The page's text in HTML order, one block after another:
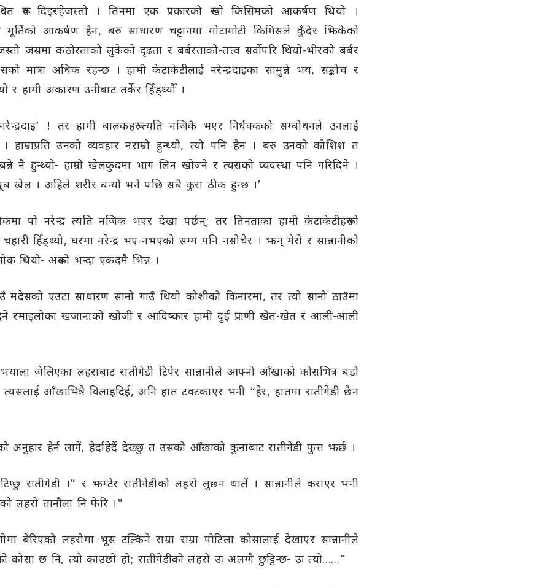
रूप दिइरहेजस्तो । तिनमा एक प्रकारको रूखो किसिमको आकर्षण थियो ।
मूर्तिको आकर्षण हैन, बरु साधारण चट्टानमा मोटामोटी किमिसले कुँदेर झिकेको
जसमा कठोरताको लुकेको दृढता र बर्बरताको-तत्त्व सर्वोपरि थियो-भीरको बर्बर
मात्रा अधिक रहन्छ । हामी केटाकेटीलाई नरेन्द्रदाइका सामुन्ने भय, सङ्कोच र
र हामी अकारण उनीबाट तर्केर हिँड्थ्यौँ ।
! तर हामी बालकहरू त्यति नजिकै भएर निर्धक्कको सम्बोधनले उनलाई
हाम्राप्रति उनको व्यवहार नराम्रो हुन्थ्यो, त्यो पनि हैन । बरु उनको कोशिश त
नै हुन्थ्यो- हाम्रो खेलकुदमा भाग लिन खोज्ने र त्यसको व्यवस्था पनि गरिदिने ।
खेल । अहिले शरीर बन्यो भने पछि सबै कुरा ठीक हुन्छ ।’
पो नरेन्द्र त्यति नजिक भएर देखा पर्छन्; तर तिनताका हामी केटाकेटीहरूको
हिँड्थ्यो, घरमा नरेन्द्र भए-नभएको सम्म पनि नसोचेर । झन् मेरो र सान्नानीको
थियो- अरूको भन्दा एकदमै भिन्न ।
मदेसको एउटा साधारण सानो गाउँ थियो कोशीको किनारमा, तर त्यो सानो ठाउँमा
रमाइलोका खजानाको खोजी र आविष्कार हामी दुई प्राणी खेत-खेत र आली-आली
जेलिएका लहराबाट रातीगेडी टिपेर सान्नानीले आफ्नो आँखाको कोसभित्र बडो
आँखाभित्रै विलाइदिई, अनि हात टक्टकाएर भनी “हेर, हातमा रातीगेडी छैन
हेर्न लागें, हेर्दाहेर्दै देख्छु त उसको आँखाको कुनाबाट रातीगेडी फुत्त झर्छ ।
रातीगेडी ।” र झम्टेर रातीगेडीको लहरो लुछ्न थालें । सान्नानीले कराएर भनी
लहरो तानौला नि फेरि ।"
बेरिएको लहरोमा भूस टल्किने राम्रा राम्रा पोटिला कोसालाई देखाएर सान्नानीले
कोसा छ नि, त्यो काउछो हो; रातीगेडीको लहरो उः अलग्गै छुट्टिन्छ- उः त्यो……”